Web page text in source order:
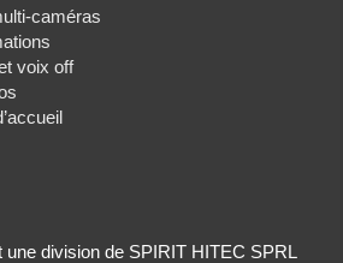
caméras
voix off
une division de SPIRIT HITEC SPRL